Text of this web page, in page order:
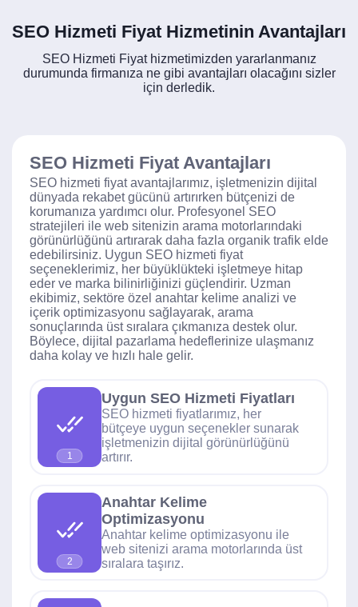
SEO Hizmeti Fiyat Hizmetinin Avantajları
SEO Hizmeti Fiyat hizmetimizden yararlanmanız
durumunda firmanıza ne gibi avantajları olacağını sizler
için derledik.
SEO Hizmeti Fiyat Avantajları
SEO hizmeti fiyat avantajlarımız, işletmenizin dijital
dünyada rekabet gücünü artırırken bütçenizi de
korumanıza yardımcı olur. Profesyonel SEO
stratejileri ile web sitenizin arama motorlarındaki
görünürlüğünü artırarak daha fazla organik trafik elde
edebilirsiniz. Uygun SEO hizmeti fiyat
seçeneklerimiz, her büyüklükteki işletmeye hitap
eder ve marka bilinirliğinizi güçlendirir. Uzman
ekibimiz, sektöre özel anahtar kelime analizi ve
içerik optimizasyonu sağlayarak, arama
sonuçlarında üst sıralara çıkmanıza destek olur.
Böylece, dijital pazarlama hedeflerinize ulaşmanız
daha kolay ve hızlı hale gelir.
1
Uygun SEO Hizmeti Fiyatları
SEO hizmeti fiyatlarımız, her
bütçeye uygun seçenekler sunarak
işletmenizin dijital görünürlüğünü
artırır.
2
Anahtar Kelime
Optimizasyonu
Anahtar kelime optimizasyonu ile
web sitenizi arama motorlarında üst
sıralara taşırız.